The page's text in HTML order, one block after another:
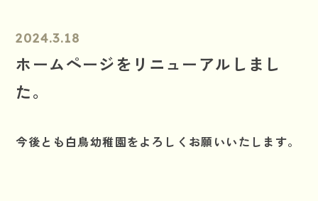
2024.3.18
ホームページをリニューアルしまし
た。
今後とも白鳥幼稚園をよろしくお願いいたします。